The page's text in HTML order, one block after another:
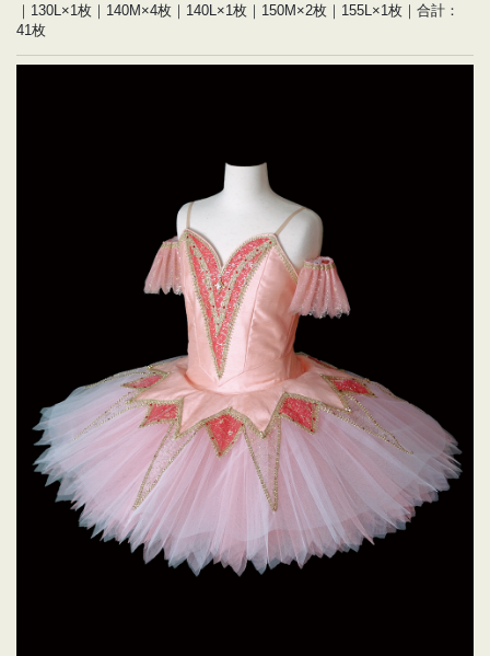
｜130L×1枚｜140M×4枚｜140L×1枚｜150M×2枚｜155L×1枚｜合計：
41枚